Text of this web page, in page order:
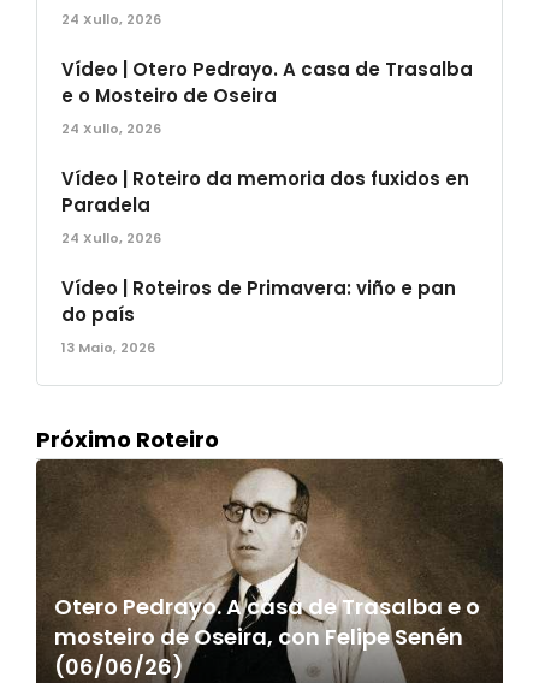
24 Xullo, 2026
Vídeo | Otero Pedrayo. A casa de Trasalba
e o Mosteiro de Oseira
24 Xullo, 2026
Vídeo | Roteiro da memoria dos fuxidos en
Paradela
24 Xullo, 2026
Vídeo | Roteiros de Primavera: viño e pan
do país
13 Maio, 2026
Próximo Roteiro
Otero Pedrayo. A casa de Trasalba e o
mosteiro de Oseira, con Felipe Senén
(06/06/26)